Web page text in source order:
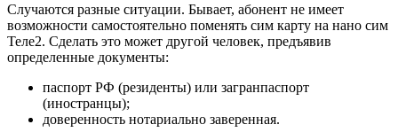
Случаются разные ситуации. Бывает, абонент не имеет
возможности самостоятельно поменять сим карту на нано сим
Теле2. Сделать это может другой человек, предъявив
определенные документы:
паспорт РФ (резиденты) или загранпаспорт
(иностранцы);
доверенность нотариально заверенная.